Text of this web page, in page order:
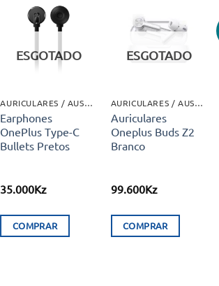
Adicionar
desejos
ESGOTADO
AURICULARES / AUSCULTADORES
Earphones
OnePlus Type-C
Bullets Pretos
35.000Kz
COMPRAR
Adicionar
desejos
ESGOTADO
AURICULARES / AUSCULTADORES
Auriculares
Oneplus Buds Z2
Branco
99.600Kz
COMPRAR